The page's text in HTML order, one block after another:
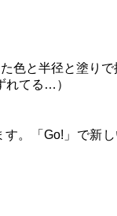
色と半径と塗りで
れてる…）
。「Go!」で新